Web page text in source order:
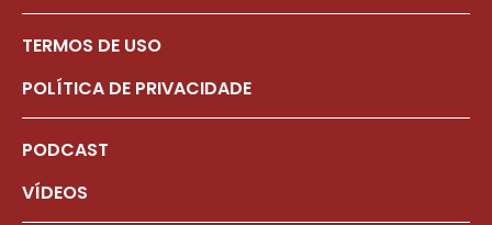
TERMOS DE USO
POLÍTICA DE PRIVACIDADE
PODCAST
VÍDEOS